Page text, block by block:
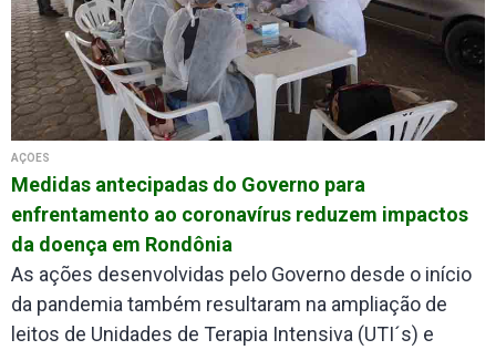
AÇÕES
Medidas antecipadas do Governo para
enfrentamento ao coronavírus reduzem impactos
da doença em Rondônia
As ações desenvolvidas pelo Governo desde o início
da pandemia também resultaram na ampliação de
leitos de Unidades de Terapia Intensiva (UTI´s) e